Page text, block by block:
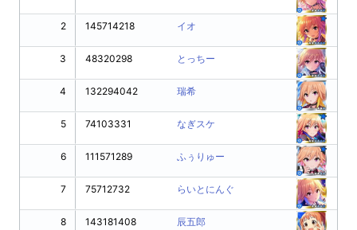
2
3
4
5
6
7
8
145714218 イオ
48320298 とっちー
132294042 瑞希
74103331 なぎスケ
111571289 ふぅりゅー
75712732 らいとにんぐ
143181408 辰五郎